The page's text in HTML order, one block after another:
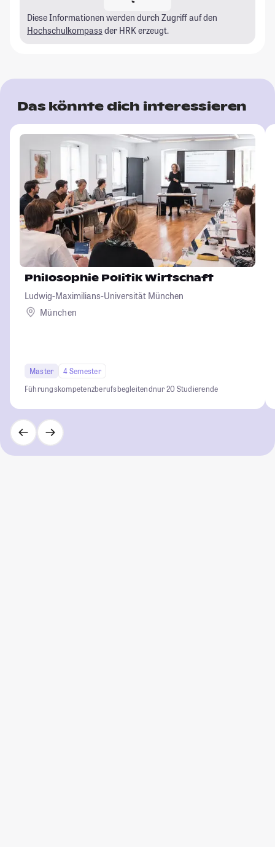
Diese Informationen werden durch Zugriff auf den
Hochschulkompass der HRK erzeugt.
Das könnte dich interessieren
Philosophie Politik Wirtschaft
Ludwig-Maximilians-Universität München
München
Master
4 Semester
Führungskompetenzberufsbegleitendnur 20 Studierende